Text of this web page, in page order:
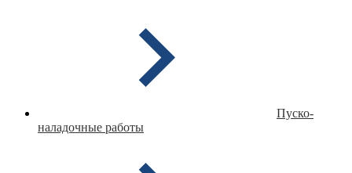
Пуско-
наладочные работы